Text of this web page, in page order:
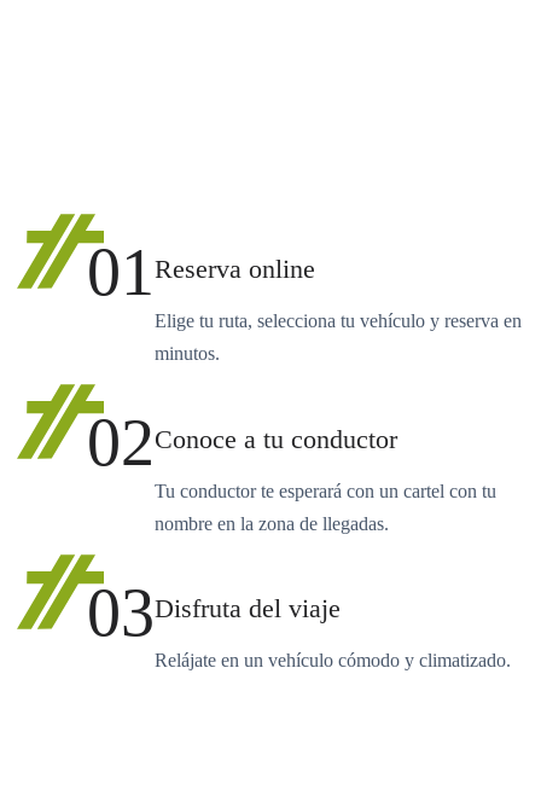
01Reserva online
Elige tu ruta, selecciona tu vehículo y reserva en
minutos.
02Conoce a tu conductor
Tu conductor te esperará con un cartel con tu
nombre en la zona de llegadas.
03Disfruta del viaje
Relájate en un vehículo cómodo y climatizado.